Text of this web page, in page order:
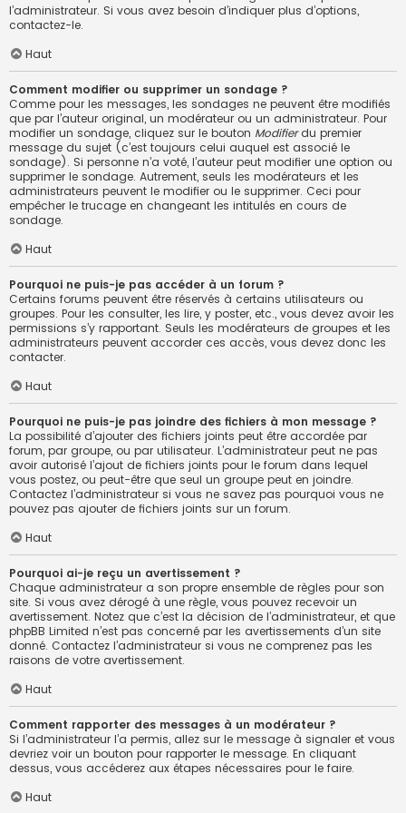
l’administrateur. Si vous avez besoin d’indiquer plus d’options,
contactez-le.
Haut
Comment modifier ou supprimer un sondage ?
Comme pour les messages, les sondages ne peuvent être modifiés
que par l’auteur original, un modérateur ou un administrateur. Pour
modifier un sondage, cliquez sur le bouton Modifierdu premier
message du sujet (c’est toujours celui auquel est associé le
sondage). Si personne n’a voté, l’auteur peut modifier une option ou
supprimer le sondage. Autrement, seuls les modérateurs et les
administrateurs peuvent le modifier ou le supprimer. Ceci pour
empêcher le trucage en changeant les intitulés en cours de
sondage.
Haut
Pourquoi ne puis-je pas accéder à un forum ?
Certains forums peuvent être réservés à certains utilisateurs ou
groupes. Pour les consulter, les lire, y poster, etc., vous devez avoir les
permissions s’y rapportant. Seuls les modérateurs de groupes et les
administrateurs peuvent accorder ces accès, vous devez donc les
contacter.
Haut
Pourquoi ne puis-je pas joindre des fichiers à mon message ?
La possibilité d’ajouter des fichiers joints peut être accordée par
forum, par groupe, ou par utilisateur. L’administrateur peut ne pas
avoir autorisé l’ajout de fichiers joints pour le forum dans lequel
vous postez, ou peut-être que seul un groupe peut en joindre.
Contactez l’administrateur si vous ne savez pas pourquoi vous ne
pouvez pas ajouter de fichiers joints sur un forum.
Haut
Pourquoi ai-je reçu un avertissement ?
Chaque administrateur a son propre ensemble de règles pour son
site. Si vous avez dérogé à une règle, vous pouvez recevoir un
avertissement. Notez que c’est la décision de l’administrateur, et que
phpBB Limited n’est pas concerné par les avertissements d’un site
donné. Contactez l’administrateur si vous ne comprenez pas les
raisons de votre avertissement.
Haut
Comment rapporter des messages à un modérateur ?
Si l’administrateur l’a permis, allez sur le message à signaler et vous
devriez voir un bouton pour rapporter le message. En cliquant
dessus, vous accéderez aux étapes nécessaires pour le faire.
Haut